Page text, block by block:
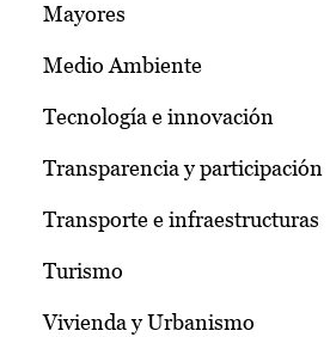
Mayores
Medio Ambiente
Tecnología e innovación
Transparencia y participación
Transporte e infraestructuras
Turismo
Vivienda y Urbanismo